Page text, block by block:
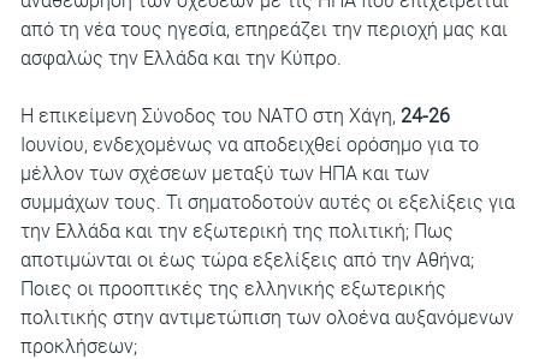
από τη νέα τους ηγεσία, επηρεάζει την περιοχή μας και
ασφαλώς την Ελλάδα και την Κύπρο.
Η επικείμενη Σύνοδος του ΝΑΤΟ στη Χάγη, 24-26
Ιουνίου, ενδεχομένως να αποδειχθεί ορόσημο για το
μέλλον των σχέσεων μεταξύ των ΗΠΑ και των
συμμάχων τους. Τι σηματοδοτούν αυτές οι εξελίξεις για
την Ελλάδα και την εξωτερική της πολιτική; Πως
αποτιμώνται οι έως τώρα εξελίξεις από την Αθήνα;
Ποιες οι προοπτικές της ελληνικής εξωτερικής
πολιτικής στην αντιμετώπιση των ολοένα αυξανόμενων
προκλήσεων;